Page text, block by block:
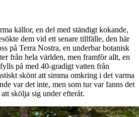
källor, en del med ständigt kokande,
dem vid ett senare tillfälle, den här
på Terra Nostra, en underbar botanisk
från hela världen, men framför allt, en
på med 40-gradigt vatten från
skönt att simma omkring i det varma
var det inte, men som tur var fanns det
skölja sig under efteråt.